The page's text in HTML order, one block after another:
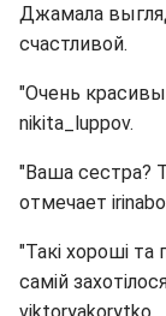
Джамала
счастливой.
"Очень
nikita_luppov.
"Ваша сестра?
отмечает
"Такі хороші
самій